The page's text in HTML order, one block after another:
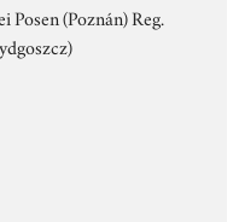
(Poznán) Reg.